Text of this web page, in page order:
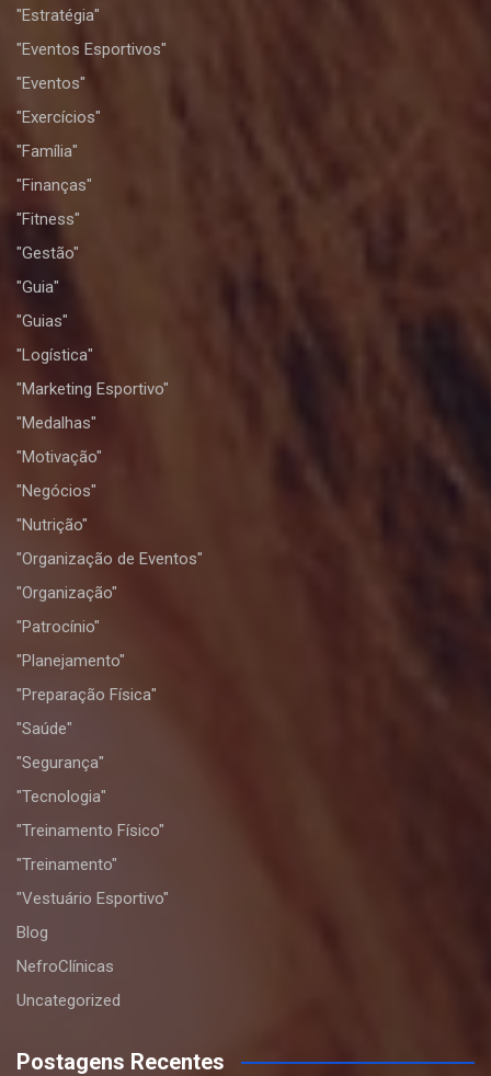
"Estratégia"
"Eventos Esportivos"
"Eventos"
"Exercícios"
"Família"
"Finanças"
"Fitness"
"Gestão"
"Guia"
"Guias"
"Logística"
"Marketing Esportivo"
"Medalhas"
"Motivação"
"Negócios"
"Nutrição"
"Organização de Eventos"
"Organização"
"Patrocínio"
"Planejamento"
"Preparação Física"
"Saúde"
"Segurança"
"Tecnologia"
"Treinamento Físico"
"Treinamento"
"Vestuário Esportivo"
Blog
NefroClínicas
Uncategorized
Postagens Recentes